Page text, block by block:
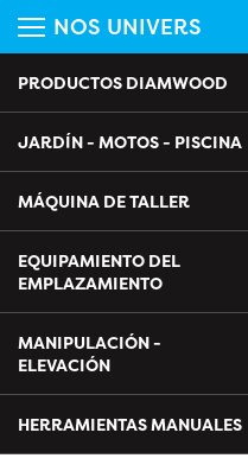
NOS UNIVERS
PRODUCTOS DIAMWOOD
JARDÍN - MOTOS - PISCINA
MÁQUINA DE TALLER
EQUIPAMIENTO DEL
EMPLAZAMIENTO
MANIPULACIÓN -
ELEVACIÓN
HERRAMIENTAS MANUALES